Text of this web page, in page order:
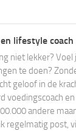
lifestyle coach
niet lekker?
te doen?
geloof in de
voedingscoach
andere
regelmatig post,